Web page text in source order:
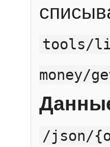
tools/
money/
/json/